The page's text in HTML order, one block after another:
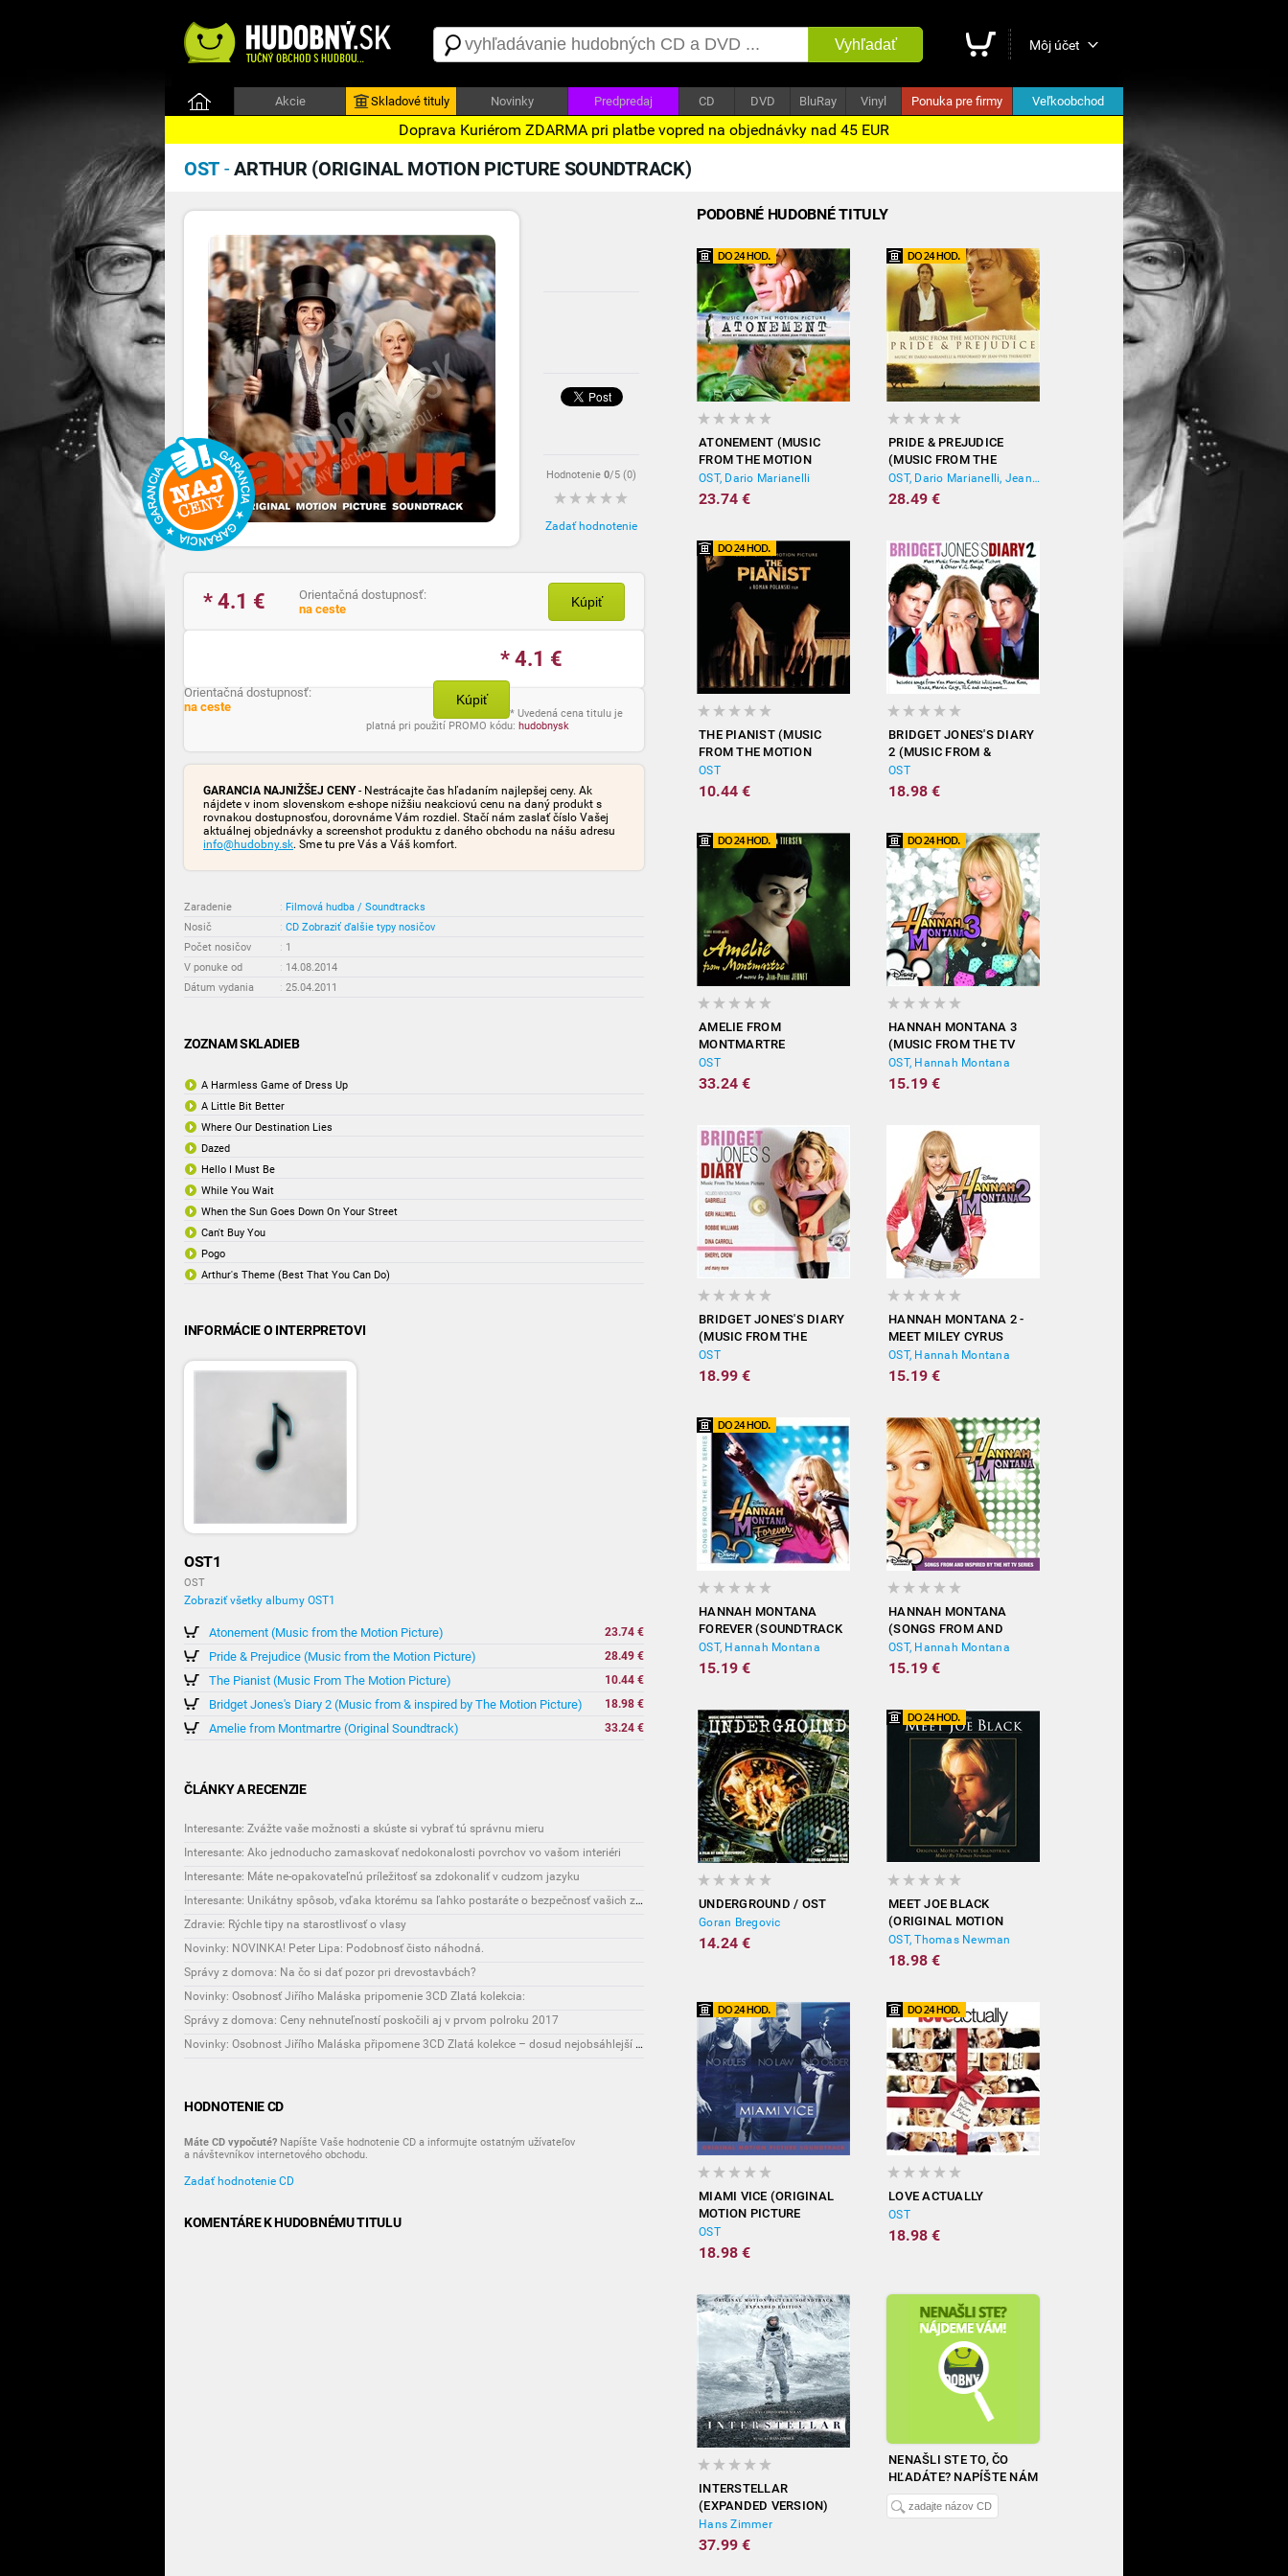
Vyhľadať Môj účet
Akcie Skladové tituly Novinky Predpredaj CD DVD BluRay Vinyl Ponuka pre firmy Veľkoobchod
Doprava Kuriérom ZDARMA pri platbe vopred na objednávky nad 45 EUR
OST -ARTHUR (ORIGINAL MOTION PICTURE SOUNDTRACK)
Hodnotenie 0/5 (0)
Zadať hodnotenie
* 4.1 €
Orientačná dostupnosť:
na ceste
Kúpiť
* 4.1 €
Orientačná dostupnosť:
na ceste
Kúpiť
* Uvedená cena titulu je
platná pri použití PROMO kódu: hudobnysk
GARANCIA NAJNIŽŠEJ CENY- Nestrácajte čas hľadaním najlepšej ceny. Ak
nájdete v inom slovenskom e-shope nižšiu neakciovú cenu na daný produkt s
rovnakou dostupnosťou, dorovnáme Vám rozdiel. Stačí nám zaslať číslo Vašej
aktuálnej objednávky a screenshot produktu z daného obchodu na nášu adresu
info@hudobny.sk. Sme tu pre Vás a Váš komfort.
Zaradenie : Filmová hudba / Soundtracks
Nosič
: CD Zobraziť ďalšie typy nosičov
Počet nosičov
: 1
V ponuke od
: 14.08.2014
Dátum vydania
: 25.04.2011
ZOZNAM SKLADIEB
A Harmless Game of Dress Up
A Little Bit Better
Where Our Destination Lies
Dazed
Hello I Must Be
While You Wait
When the Sun Goes Down On Your Street
Can't Buy You
Pogo
Arthur's Theme (Best That You Can Do)
INFORMÁCIE O INTERPRETOVI
OST1
OST
Zobraziť všetky albumy OST1
Atonement (Music from the Motion Picture) 23.74 €
Pride & Prejudice (Music from the Motion Picture) 28.49 €
The Pianist (Music From The Motion Picture) 10.44 €
Bridget Jones's Diary 2 (Music from & inspired by The Motion Picture) 18.98 €
Amelie from Montmartre (Original Soundtrack) 33.24 €
ČLÁNKY A RECENZIE
Interesante: Zvážte vaše možnosti a skúste si vybrať tú správnu mieru
Interesante: Ako jednoducho zamaskovať nedokonalosti povrchov vo vašom interiéri
Interesante: Máte ne-opakovateľnú príležitosť sa zdokonaliť v cudzom jazyku
Interesante: Unikátny spôsob, vďaka ktorému sa ľahko postaráte o bezpečnosť vašich zásielok
Zdravie: Rýchle tipy na starostlivosť o vlasy
Novinky: NOVINKA! Peter Lipa: Podobnosť čisto náhodná.
Správy z domova: Na čo si dať pozor pri drevostavbách?
Novinky: Osobnosť Jiřího Maláska pripomenie 3CD Zlatá kolekcia:
Správy z domova: Ceny nehnuteľností poskočili aj v prvom polroku 2017
Novinky: Osobnost Jiřího Maláska připomene 3CD Zlatá kolekce – dosud nejobsáhlejší soubor nahrávek legendárního umělce!
HODNOTENIE CD
Máte CD vypočuté? Napíšte Vaše hodnotenie CD a informujte ostatným užívateľov
a návštevníkov internetového obchodu.
Zadať hodnotenie CD
KOMENTÁRE K HUDOBNÉMU TITULU
PODOBNÉ HUDOBNÉ TITULY
ATONEMENT (MUSIC
FROM THE MOTION
PICTURE)
OST, Dario Marianelli
23.74 €
PRIDE & PREJUDICE
(MUSIC FROM THE
MOTION PICTURE)
OST, Dario Marianelli, Jean-Yves Thibaudet
28.49 €
THE PIANIST (MUSIC
FROM THE MOTION
PICTURE)
OST
10.44 €
BRIDGET JONES'S DIARY
2 (MUSIC FROM &
INSPIRED BY THE
MOTION PICTURE)
OST
18.98 €
AMELIE FROM
MONTMARTRE
(ORIGINAL
SOUNDTRACK)
OST
33.24 €
HANNAH MONTANA 3
(MUSIC FROM THE TV
SHOW)
OST, Hannah Montana
15.19 €
BRIDGET JONES'S DIARY
(MUSIC FROM THE
MOTION PICTURE)
OST
18.99 €
HANNAH MONTANA 2 -
MEET MILEY CYRUS
OST, Hannah Montana
15.19 €
HANNAH MONTANA
FOREVER (SOUNDTRACK
FROM THE TV SERIES)
OST, Hannah Montana
15.19 €
HANNAH MONTANA
(SONGS FROM AND
INSPIRED BY THE HIT TV
SERIES)
OST, Hannah Montana
15.19 €
UNDERGROUND / OST
Goran Bregovic
14.24 €
MEET JOE BLACK
(ORIGINAL MOTION
PICTURE SOUNDTRACK)
OST, Thomas Newman
18.98 €
MIAMI VICE (ORIGINAL
MOTION PICTURE
SOUNDTRACK)
OST
18.98 €
LOVE ACTUALLY
OST
18.98 €
INTERSTELLAR
(EXPANDED VERSION)
Hans Zimmer
37.99 €
NENAŠLI STE TO, ČO
HĽADÁTE? NAPÍŠTE NÁM